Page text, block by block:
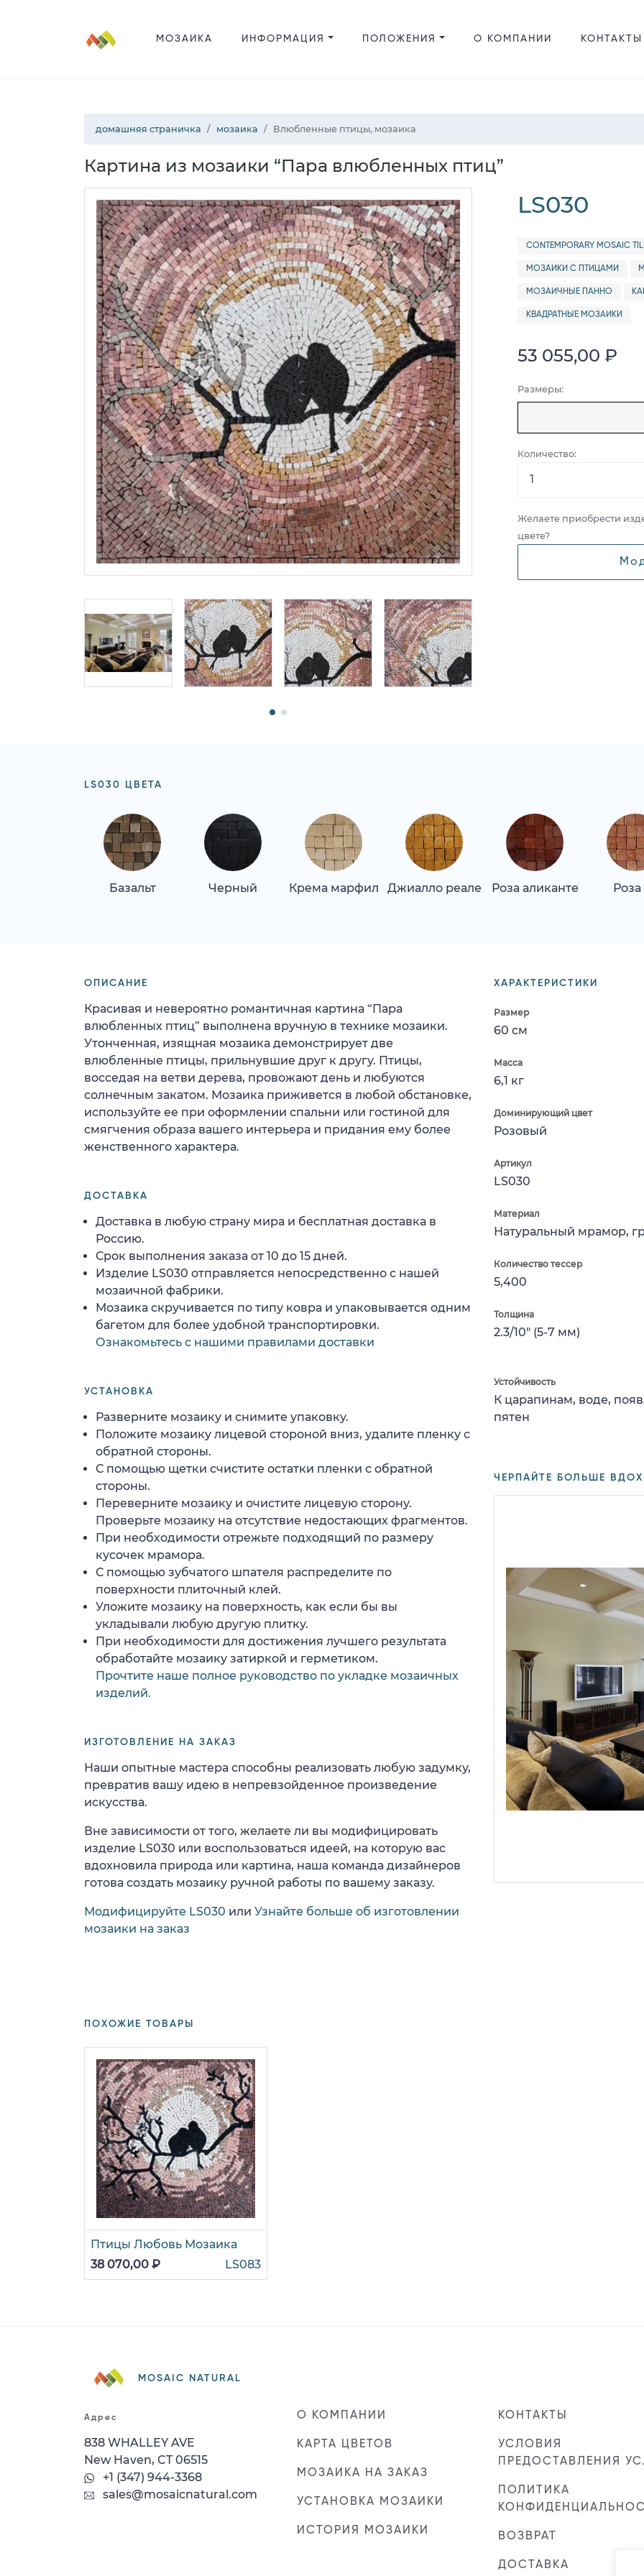
МОЗАИКА ИНФОРМАЦИЯ ПОЛОЖЕНИЯ О КОМПАНИИ КОНТАКТЫ
домашняя страничка мозаика Влюбленные птицы, мозаика
Картина из мозаики “Пара влюбленных птиц”
LS030
CONTEMPORARY MOSAIC
МОЗАИКИ С ПТИЦАМИ
МОЗАИЧНЫЕ ПАННО
КВАДРАТНЫЕ МОЗАИКИ
53 055,00 ₽
Размеры:
Количество:
Желаете приобрести
цвете?
LS030 ЦВЕТА
Базальт Черный Крема марфил Джиалло реале Роза аликанте Роза
ХАРАКТЕРИСТИКИ
Размер
60 см
Масса
6,1 кг
Доминирующий цвет
Розовый
Артикул
LS030
Материал
Натуральный мрамор,
Количество тессер
5,400
Толщина
2.3/10" (5-7 мм)
Устойчивость
К царапинам, воде,
пятен
ЧЕРПАЙТЕ БОЛЬШЕ
ОПИСАНИЕ
Красивая и невероятно романтичная картина “Пара
влюбленных птиц” выполнена вручную в технике мозаики.
Утонченная, изящная мозаика демонстрирует две
влюбленные птицы, прильнувшие друг к другу. Птицы,
восседая на ветви дерева, провожают день и любуются
солнечным закатом. Мозаика приживется в любой обстановке,
используйте ее при оформлении спальни или гостиной для
смягчения образа вашего интерьера и придания ему более
женственного характера.
ДОСТАВКА
Доставка в любую страну мира и бесплатная доставка в
Россию.
Срок выполнения заказа от 10 до 15 дней.
Изделие LS030 отправляется непосредственно с нашей
мозаичной фабрики.
Мозаика скручивается по типу ковра и упаковывается одним
багетом для более удобной транспортировки.
Ознакомьтесь с нашими правилами доставки
УСТАНОВКА
Разверните мозаику и снимите упаковку.
Положите мозаику лицевой стороной вниз, удалите пленку с
обратной стороны.
С помощью щетки счистите остатки пленки с обратной
стороны.
Переверните мозаику и очистите лицевую сторону.
Проверьте мозаику на отсутствие недостающих фрагментов.
При необходимости отрежьте подходящий по размеру
кусочек мрамора.
С помощью зубчатого шпателя распределите по
поверхности плиточный клей.
Уложите мозаику на поверхность, как если бы вы
укладывали любую другую плитку.
При необходимости для достижения лучшего результата
обработайте мозаику затиркой и герметиком.
Прочтите наше полное руководство по укладке мозаичных
изделий.
ИЗГОТОВЛЕНИЕ НА ЗАКАЗ
Наши опытные мастера способны реализовать любую задумку,
превратив вашу идею в непревзойденное произведение
искусства.
Вне зависимости от того, желаете ли вы модифицировать
изделие LS030 или воспользоваться идеей, на которую вас
вдохновила природа или картина, наша команда дизайнеров
готова создать мозаику ручной работы по вашему заказу.
Модифицируйте LS030 или Узнайте больше об изготовлении
мозаики на заказ
ПОХОЖИЕ ТОВАРЫ
Птицы Любовь Мозаика
38 070,00 ₽
LS083
MOSAIC NATURAL
Адрес
838 WHALLEY AVE
New Haven, CT 06515
+1 (347) 944-3368
sales@mosaicnatural.com
О КОМПАНИИ
КАРТА ЦВЕТОВ
МОЗАИКА НА ЗАКАЗ
УСТАНОВКА МОЗАИКИ
ИСТОРИЯ МОЗАИКИ
КОНТАКТЫ
УСЛОВИЯ
ПРЕДОСТАВЛЕНИЯ
ПОЛИТИКА
ВОЗВРАТ
ДОСТАВКА